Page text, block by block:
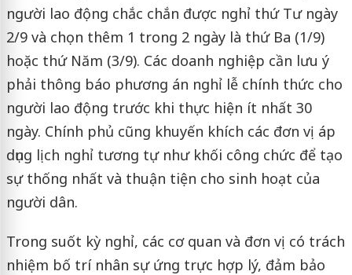
người lao động chắc chắn được nghỉ thứ Tư ngày
2/9 và chọn thêm 1 trong 2 ngày là thứ Ba (1/9)
hoặc thứ Năm (3/9). Các doanh nghiệp cần lưu ý
phải thông báo phương án nghỉ lễ chính thức cho
người lao động trước khi thực hiện ít nhất 30
ngày. Chính phủ cũng khuyến khích các đơn vị áp
dụng lịch nghỉ tương tự như khối công chức để tạo
sự thống nhất và thuận tiện cho sinh hoạt của
người dân.
Trong suốt kỳ nghỉ, các cơ quan và đơn vị có trách
nhiệm bố trí nhân sự ứng trực hợp lý, đảm bảo